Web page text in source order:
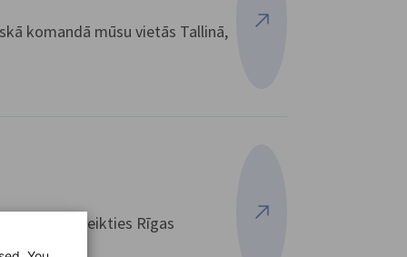
komandā mūsu vietās Tallinā,
Skatīt vairāk
var pieteikties Rīgas
Skatīt vairāk